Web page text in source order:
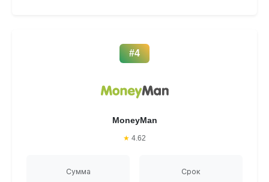
#4
MoneyMan
★ 4.62
Сумма Срок